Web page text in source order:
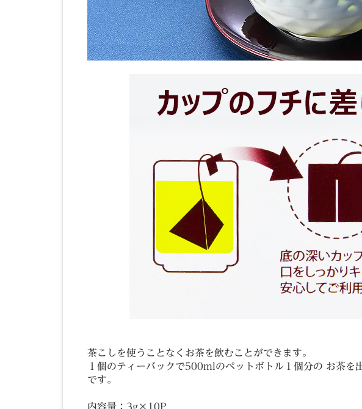
茶こしを使うことなくお茶を飲むことができます。
１個のティーバックで500mlのペットボトル１個分の お茶を
です。
内容量：3g×10P